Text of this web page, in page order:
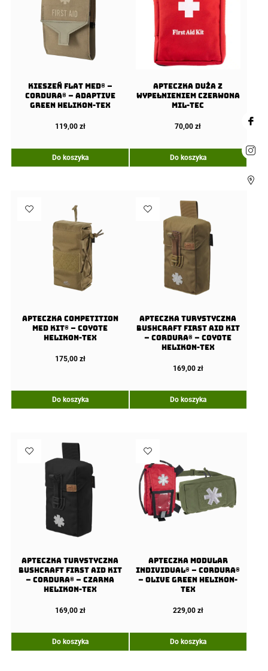
Kieszeń Flat Med® –
Cordura® – Adaptive
Green Helikon-Tex
119,00 zł
Do koszyka
Apteczka duża z
wypełnieniem Czerwona
Mil-tec
70,00zł
Do koszyka
Apteczka COMPETITION
Med Kit® – Coyote
Helikon-Tex
175,00 zł
Do koszyka
Apteczka Turystyczna
Bushcraft First Aid Kit
– Cordura® – Coyote
Helikon-Tex
169,00 zł
Do koszyka
Apteczka Turystyczna
Bushcraft First Aid Kit
– Cordura® – Czarna
Helikon-Tex
169,00 zł
Do koszyka
APTECZKA MODULAR
INDIVIDUAL® – Cordura®
– Olive Green Helikon-
Tex
229,00 zł
Do koszyka